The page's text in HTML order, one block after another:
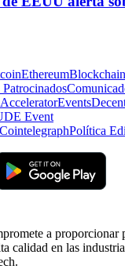
EthereumBlockchain
AcceleratorEvents
Event
Política
a proporcionar
calidad en las